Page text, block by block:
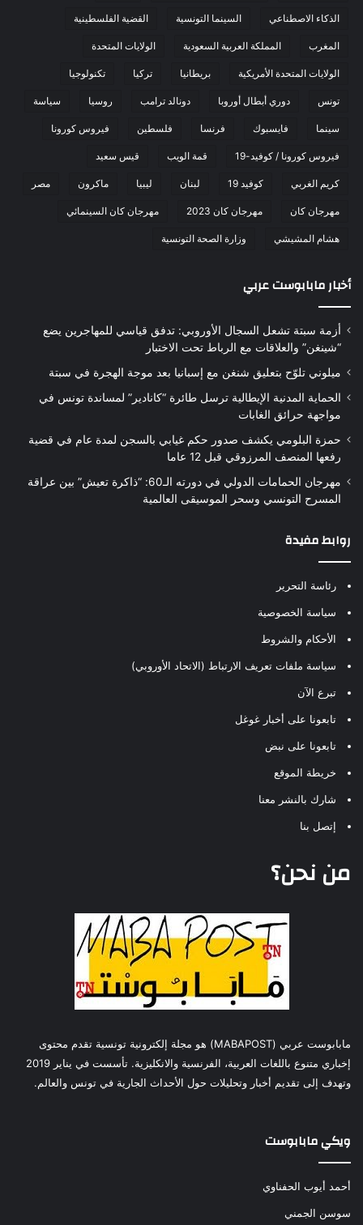
الذكاء الاصطناعي السينما التونسية القضية الفلسطينية
المغرب المملكة العربية السعودية الولايات المتحدة
الولايات المتحدة الأمريكية بريطانيا تركيا تكنولوجيا
تونس دوري أبطال أوروبا دونالد ترامب روسيا سياسة
سينما فايسبوك فرنسا فلسطين فيروس كورونا
فيروس كورونا / كوفيد-19 قمة الويب قيس سعيد
كريم الغربي كوفيد 19 لبنان ليبيا ماكرون مصر
مهرجان كان مهرجان كان 2023 مهرجان كان السينمائي
هشام المشيشي وزارة الصحة التونسية
أخبار مابابوست عربي
أزمة سبتة تشعل السجال الأوروبي: تدفق قياسي للمهاجرين يضع
“شينغن” والعلاقات مع الرباط تحت الاختبار
ميلوني تلوّح بتعليق شنغن مع إسبانيا بعد موجة الهجرة في سبتة
الحماية المدنية الإيطالية ترسل طائرة “كانادير” لمساندة تونس في
مواجهة حرائق الغابات
حمزة البلومي يكشف صدور حكم غيابي بالسجن لمدة عام في قضية
رفعها المنصف المرزوقي قبل 12 عاما
مهرجان الحمامات الدولي في دورته الـ60: “ذاكرة تعيش” بين عراقة
المسرح التونسي وسحر الموسيقى العالمية
روابط مفيدة
رئاسة التحرير
سياسة الخصوصية
الأحكام والشروط
سياسة ملفات تعريف الارتباط (الاتحاد الأوروبي)
تبرع الآن
تابعونا على أخبار غوغل
تابعونا على نبض
خريطة الموقع
شارك بالنشر معنا
إتصل بنا
من نحن؟
مابابوست عربي (MABAPOST) هو مجلة إلكترونية تونسية تقدم محتوى
إخباري متنوع باللغات العربية، الفرنسية والانكليزية. تأسست في يناير 2019
وتهدف إلى تقديم أخبار وتحليلات حول الأحداث الجارية في تونس والعالم.
ويكي مابابوست
أحمد أيوب الحفناوي
سوسن الجمني